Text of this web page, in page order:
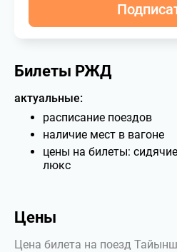
Билеты РЖД
актуальные:
расписание поездов
наличие мест в вагоне
цены на билеты:
люкс
Цены
Цена билета на поезд